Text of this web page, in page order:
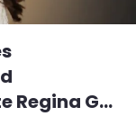
Regina G...